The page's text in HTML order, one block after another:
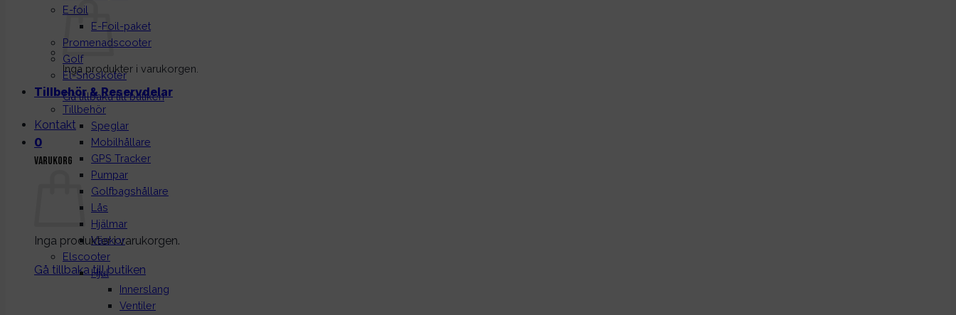
Inga produkter i varukorgen.
Gå tillbaka till butiken
Kontakt
0
Varukorg
Inga produkter i varukorgen.
Gå tillbaka till butiken
E-foil
E-Foil-paket
Promenadscooter
Golf
El-Snöskoter
Tillbehör & Reservdelar
Tillbehör
Speglar
Mobilhållare
GPS Tracker
Pumpar
Golfbagshållare
Lås
Hjälmar
Väskor
Elscooter
Hjul
Innerslang
Ventiler